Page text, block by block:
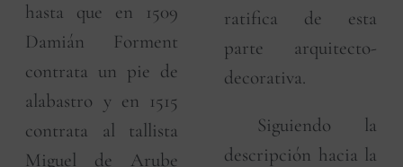
hasta que en 1509
Damián Forment
contrata un pie de
alabastro y en 1515
contrata al tallista
Miguel de Arube
ratifica de esta
parte arquitecto-
decorativa.
Siguiendo la
descripción hacia la